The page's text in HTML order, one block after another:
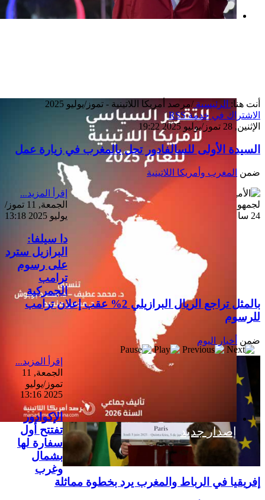
إصدار جديد
أنت هنا: الرئيسية/مرصد أمريكا اللاتينية - تموز/يوليو 2025
الاشتراك في خدمة RSS
الإثنين, 28 تموز/يوليو 2025 19:22
السيدة الأولى للسالفادور تحل بالمغرب في زيارة عمل
ضمن المغرب وأمريكا اللاتينية
إقرأ المزيد...
الجمعة, 11 تموز/
يوليو 2025 13:18
دا سيلفا:
البرازيل سترد
على رسوم
ترامب
الجمركية
بالمثل تراجع الريال البرازيلي 2% عقب إعلان ترامب
للرسوم
ضمن أخبار اليوم
إقرأ المزيد...
الجمعة, 11
تموز/يوليو
2025 13:16
الإكوادور
تفتتح أول
سفارة لها
بشمال
وغرب
إفريقيا في الرباط والمغرب يرد بخطوة مماثلة